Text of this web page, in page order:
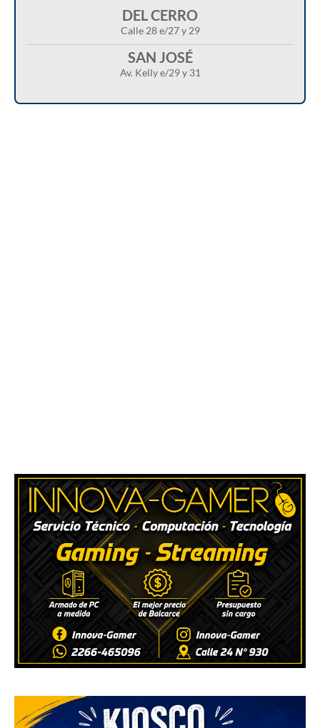
DEL CERRO
Calle 28 e/27 y 29
SAN JOSÉ
Av. Kelly e/29 y 31